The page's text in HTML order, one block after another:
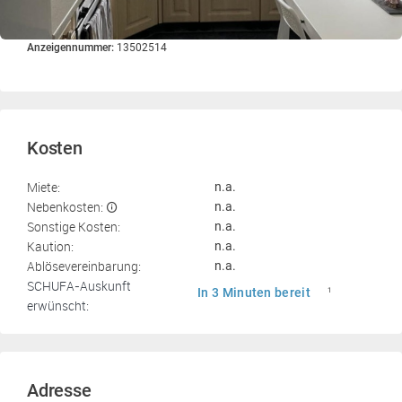
Anzeigennummer: 13502514
Kosten
Miete: n.a.
Nebenkosten: n.a.
Sonstige Kosten: n.a.
Kaution: n.a.
Ablösevereinbarung: n.a.
SCHUFA-Auskunft
erwünscht:
In 3 Minuten bereit 1
Adresse